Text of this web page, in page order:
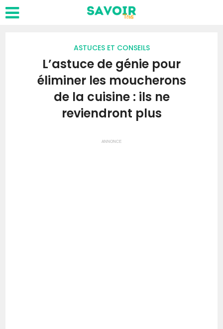
ASTUCES ET CONSEILS
L’astuce de génie pour
éliminer les moucherons
de la cuisine : ils ne
reviendront plus
ANNONCE